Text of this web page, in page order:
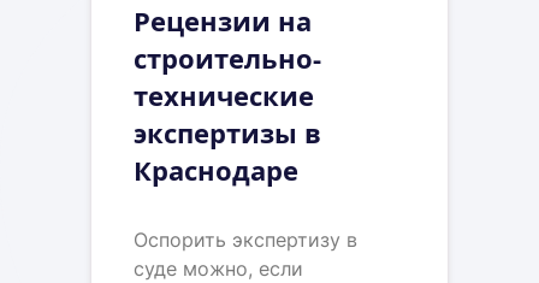
Рецензии на
строительно-
технические
экспертизы в
Краснодаре
Оспорить экспертизу в
суде можно, если